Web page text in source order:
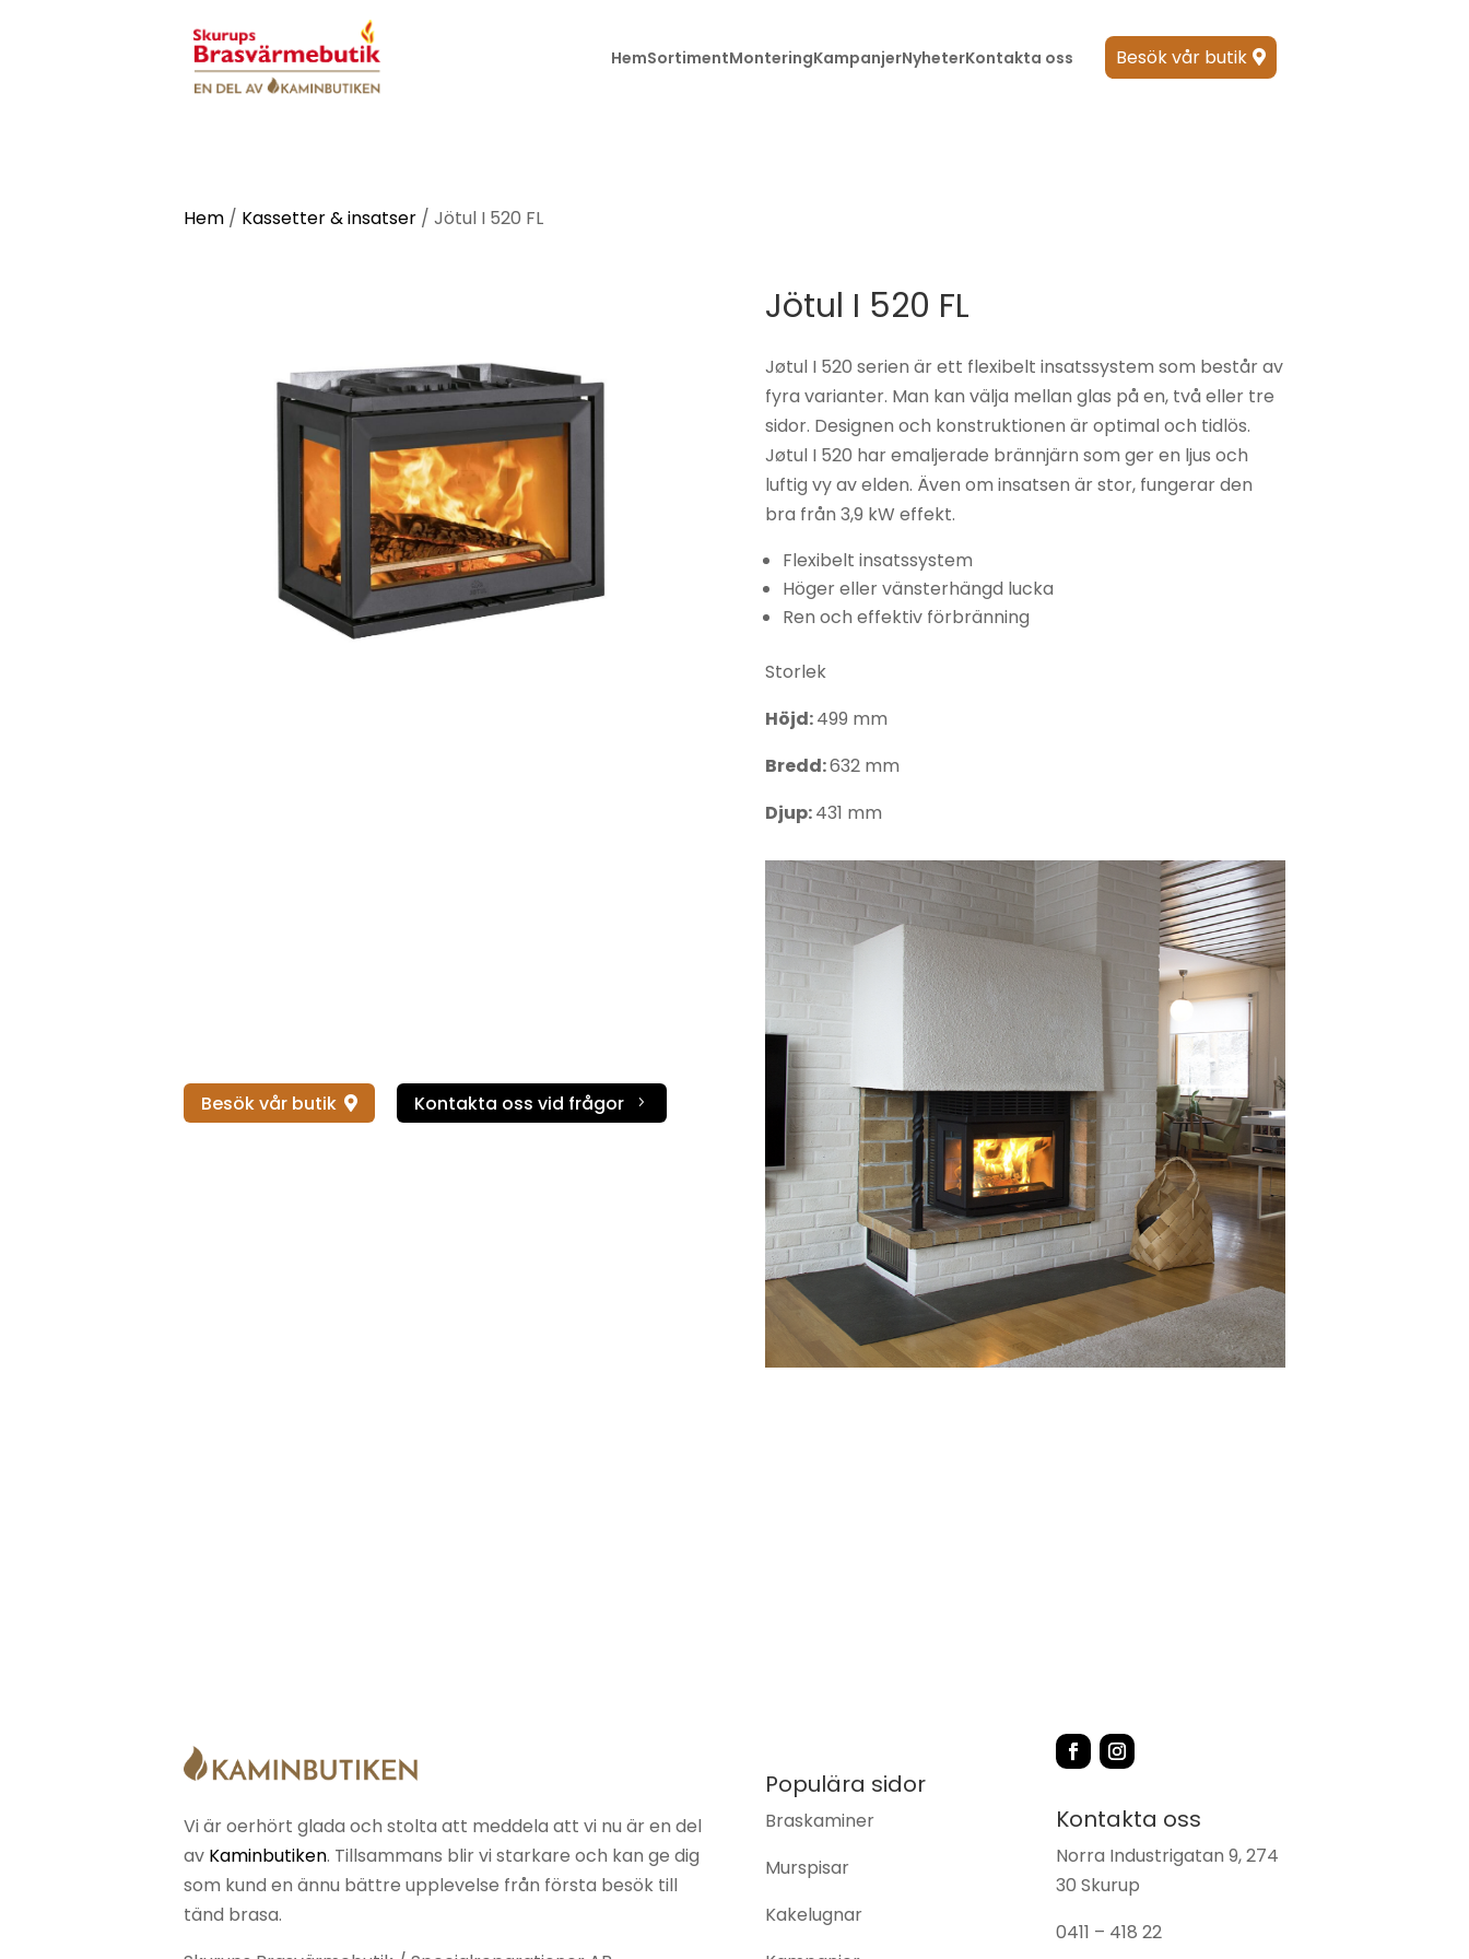
HemSortiment
Etanolkamin
Gaskaminer
Grillar &
grilltillbehör
Kakelugnar
Kamintillbehör
Kassetter &
insatser
Pelletskamin
Rökgasfläktar
Skorstenar
Täljstensugnar
Vedspisar
Contura
Gabriel
kakelugnar
HWAM
JC Bordelet
Josef
Davidsson
Jøtul
Lohberger
Masterbuilt
Nordpeis
Rais
RIKA
Scanspis
STUV
Termatech
Tulikivi
Westbo
Wiking
MonteringKampanjerNyheterKontakta oss Besök vår butik 
Hem / Kassetter & insatser / Jötul I 520 FL
Besök vår butik  Kontakta oss vid frågor 5
Jötul I 520 FL
Jøtul I 520 serien är ett flexibelt insatssystem som består av
fyra varianter. Man kan välja mellan glas på en, två eller tre
sidor. Designen och konstruktionen är optimal och tidlös.
Jøtul I 520 har emaljerade brännjärn som ger en ljus och
luftig vy av elden. Även om insatsen är stor, fungerar den
bra från 3,9 kW effekt.
Flexibelt insatssystem
Höger eller vänsterhängd lucka
Ren och effektiv förbränning
Storlek
Höjd:499 mm
Bredd:632 mm
Djup:431 mm
Vi är oerhört glada och stolta att meddela att vi nu är en del
av Kaminbutiken. Tillsammans blir vi starkare och kan ge dig
som kund en ännu bättre upplevelse från första besök till
tänd brasa.
Populära sidor
Braskaminer
Murspisar
Kakelugnar
Kontakta oss
Norra Industrigatan 9, 274
30 Skurup
0411 – 418 22